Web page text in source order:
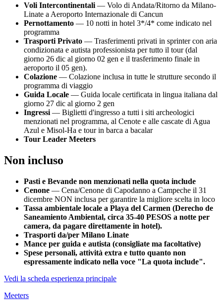
Voli Intercontinentali — Volo di Andata/Ritorno da Milano-
Linate a Aeroporto Internazionale di Cancun
Pernottamento — 10 notti in hotel 3*/4* come indicato nel
programma
Trasporti Privato — Trasferimenti privati in sprinter con aria
condizionata e autista professionista per tutto il tour (dal
giorno 26 dic al giorno 02 gen e il trasferimento finale in
aeroporto il 05 gen).
Colazione — Colazione inclusa in tutte le strutture secondo il
programma di viaggio
Guida Locale — Guida locale certificata in lingua italiana dal
giorno 27 dic al giorno 2 gen
Ingressi — Biglietti d'ingresso a tutti i siti archeologici
menzionati nel programma, al Cenote e alle cascate di Agua
Azul e Misol-Ha e tour in barca a bacalar
Tour Leader Meeters
Non incluso
Pasti e Bevande non menzionati nella quota include
Cenone — Cena/Cenone di Capodanno a Campeche il 31
dicembre NON inclusa per garantire la migliore scelta in loco
Tassa ambientale locale a Playa del Carmen (Derecho de
Saneamiento Ambiental, circa 35-40 PESOS a notte per
camera, da pagare direttamente in hotel).
Trasporti da/per Milano Linate
Mance per guida e autista (consigliate ma facoltative)
Spese personali, attività extra e tutto quanto non
espressamente indicato nella voce "La quota include".
Vedi la scheda esperienza principale
Meeters